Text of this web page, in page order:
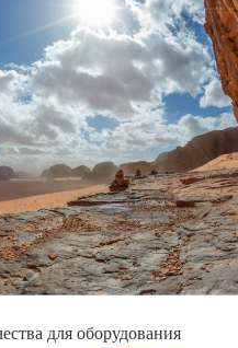
для оборудования